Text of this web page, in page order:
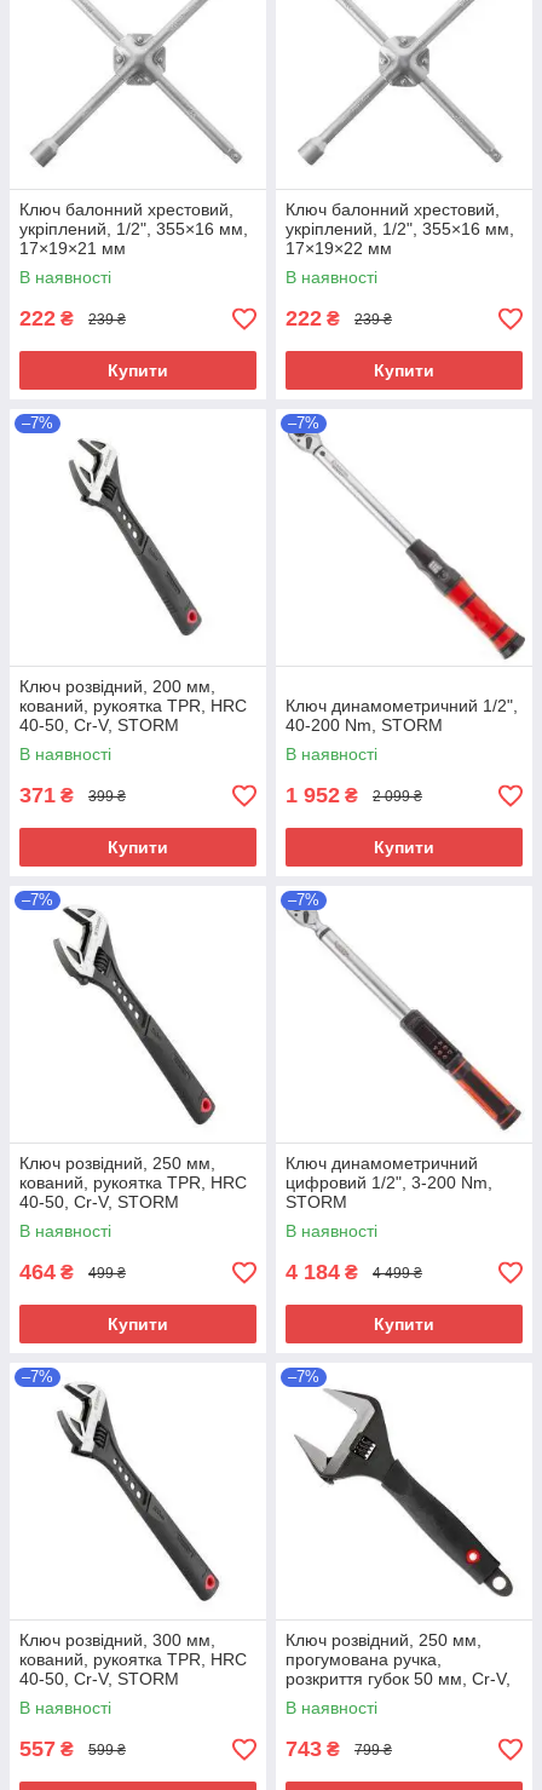
Ключ балонний хрестовий,
укріплений, 1/2", 355×16 мм,
17×19×21 мм
В наявності
222 ₴ 239 ₴
Купити
Ключ балонний хрестовий,
укріплений, 1/2", 355×16 мм,
17×19×22 мм
В наявності
222 ₴ 239 ₴
Купити
–7%
Ключ розвідний, 200 мм,
кований, рукоятка TPR, HRC
40-50, Cr-V, STORM
В наявності
371 ₴ 399 ₴
Купити
–7%
Ключ динамометричний 1/2",
40-200 Nm, STORM
В наявності
1 952 ₴ 2 099 ₴
Купити
–7%
Ключ розвідний, 250 мм,
кований, рукоятка TPR, HRC
40-50, Cr-V, STORM
В наявності
464 ₴ 499 ₴
Купити
–7%
Ключ динамометричний
цифровий 1/2", 3-200 Nm,
STORM
В наявності
4 184 ₴ 4 499 ₴
Купити
–7%
Ключ розвідний, 300 мм,
кований, рукоятка TPR, HRC
40-50, Cr-V, STORM
В наявності
557 ₴ 599 ₴
–7%
Ключ розвідний, 250 мм,
прогумована ручка,
розкриття губок 50 мм, Cr-V,
STORM
В наявності
743 ₴ 799 ₴